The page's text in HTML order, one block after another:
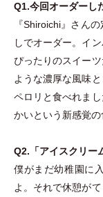
Q1.今回オーダーし
『Shiroichi』さんの
しでオーダー。イ
ぴったりのスイー
ような濃厚な風味
ペロリと食べれま
かいという新感覚の
Q2. 「アイスクリー
僕がまだ幼稚園に
よ。それで休憩が